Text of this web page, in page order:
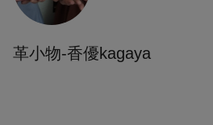
革小物-香優kagaya